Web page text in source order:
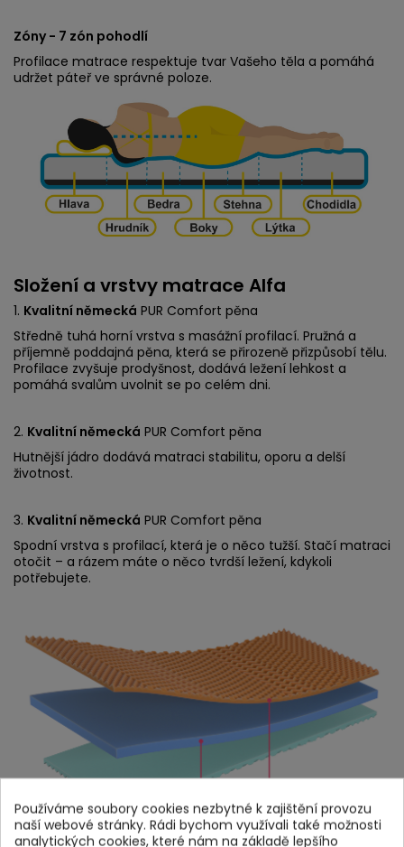
Zóny - 7 zón pohodlí
Profilace matrace respektuje tvar Vašeho těla a pomáhá
udržet páteř ve správné poloze.
Složení a vrstvy matrace Alfa
1. Kvalitní německá PUR Comfort pěna
Středně tuhá horní vrstva s masážní profilací. Pružná a
příjemně poddajná pěna, která se přirozeně přizpůsobí tělu.
Profilace zvyšuje prodyšnost, dodává ležení lehkost a
pomáhá svalům uvolnit se po celém dni.
2. Kvalitní německá PUR Comfort pěna
Hutnější jádro dodává matraci stabilitu, oporu a delší
životnost.
3. Kvalitní německá PUR Comfort pěna
Spodní vrstva s profilací, která je o něco tužší. Stačí matraci
otočit – a rázem máte o něco tvrdší ležení, kdykoli
potřebujete.
Používáme soubory cookies nezbytné k zajištění provozu
naší webové stránky. Rádi bychom využívali také možnosti
analytických cookies, které nám na základě lepšího